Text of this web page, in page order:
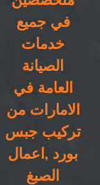
في جميع
خدمات
الصيانة
العامة في
الامارات من
تركيب جبس
بورد ,اعمال
الصبغ